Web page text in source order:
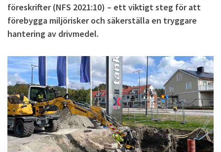
föreskrifter (NFS 2021:10) – ett viktigt steg för att
förebygga miljörisker och säkerställa en tryggare
hantering av drivmedel.